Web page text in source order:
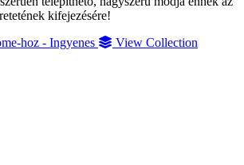
kifejezésére!
hoz - Ingyenes
View Collection